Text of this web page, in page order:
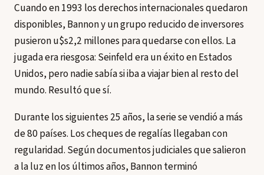
Cuando en 1993 los derechos internacionales quedaron
disponibles, Bannon y un grupo reducido de inversores
pusieron u$s2,2 millones para quedarse con ellos. La
jugada era riesgosa: Seinfeld era un éxito en Estados
Unidos, pero nadie sabía si iba a viajar bien al resto del
mundo. Resultó que sí.
Durante los siguientes 25 años, la serie se vendió a más
de 80 países. Los cheques de regalías llegaban con
regularidad. Según documentos judiciales que salieron
a la luz en los últimos años, Bannon terminó